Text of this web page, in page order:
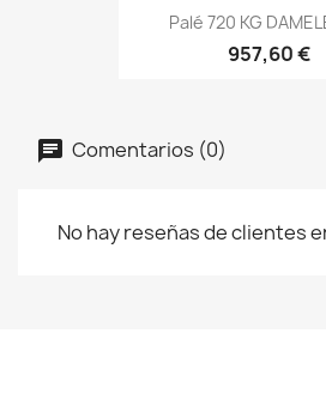
Palé 720 KG
957,60 €
Comentarios (0)
No hay reseñas de clientes